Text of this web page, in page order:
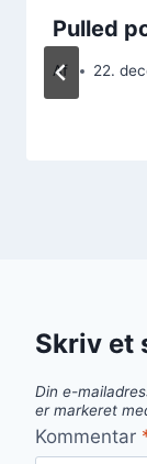
Pulled
Af 22.
Skriv et
Din e-
er markeret
Kommentar